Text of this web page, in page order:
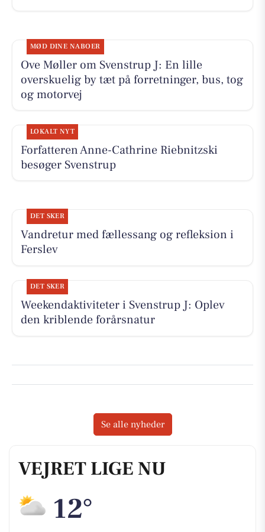
VEJRET LIGE NU
12°
MØD DINE NABOER
Ove Møller om Svenstrup J: En lille
overskuelig by tæt på forretninger, bus, tog
og motorvej
LOKALT NYT
Forfatteren Anne-Cathrine Riebnitzski
besøger Svenstrup
DET SKER
Vandretur med fællessang og refleksion i
Ferslev
DET SKER
Weekendaktiviteter i Svenstrup J: Oplev
den kriblende forårsnatur
Se alle nyheder